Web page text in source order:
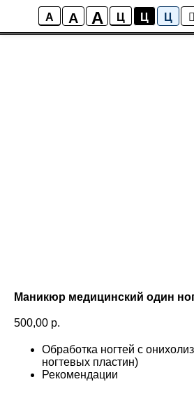
A A A Ц Ц Ц
Маникюр медицинский один
500,00 р.
Обработка ногтей с
ногтевых пластин)
Рекомендации